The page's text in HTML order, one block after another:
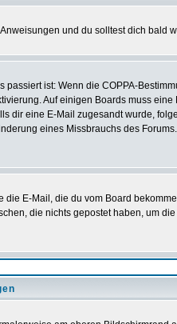
und du solltest dich bald
ist: Wenn die COPPA-
Auf einigen Boards muss
dir eine E-Mail zugesandt wurde,
eines Missbrauchs des
E-Mail, die du vom Board
die nichts gepostet haben, um